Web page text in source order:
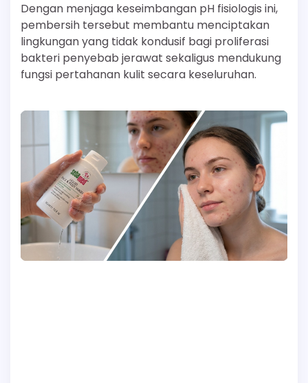
Dengan menjaga keseimbangan pH fisiologis ini,
pembersih tersebut membantu menciptakan
lingkungan yang tidak kondusif bagi proliferasi
bakteri penyebab jerawat sekaligus mendukung
fungsi pertahanan kulit secara keseluruhan.